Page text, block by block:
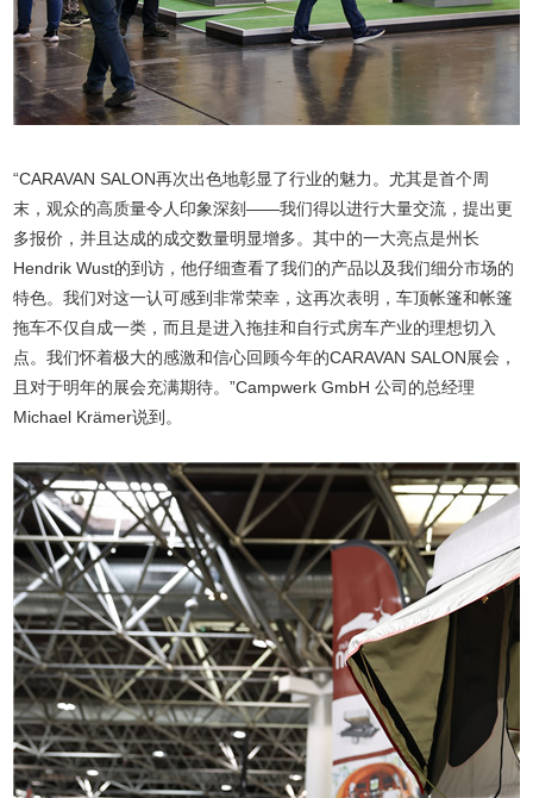
“CARAVAN SALON再次出色地彰显了行业的魅力。尤其是首个周
末，观众的高质量令人印象深刻——我们得以进行大量交流，提出更
多报价，并且达成的成交数量明显增多。其中的一大亮点是州长
Hendrik Wust的到访，他仔细查看了我们的产品以及我们细分市场的
特色。我们对这一认可感到非常荣幸，这再次表明，车顶帐篷和帐篷
拖车不仅自成一类，而且是进入拖挂和自行式房车产业的理想切入
点。我们怀着极大的感激和信心回顾今年的CARAVAN SALON展会，
且对于明年的展会充满期待。”Campwerk GmbH 公司的总经理
Michael Krämer说到。